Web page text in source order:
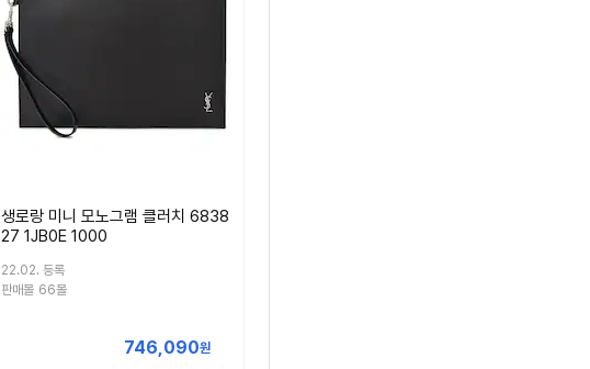
생로랑 미니 모노그램 클러치 6838
27 1JB0E 1000
22.02. 등록
판매몰 66몰
746,090원